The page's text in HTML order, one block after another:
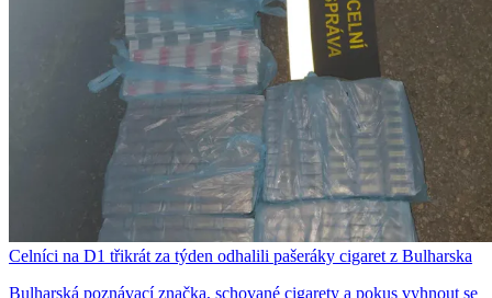
Celníci na D1 třikrát za týden odhalili pašeráky cigaret z Bulharska
Bulharská poznávací značka, schované cigarety a pokus vyhnout se